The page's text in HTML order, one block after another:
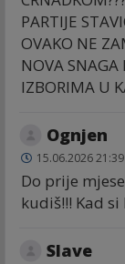
PARTIJE
OVAKO NE
NOVA SNAGA
IZBORIMA U
Ognjen
15.06.2026 21:39
Do prije
kudiš!!! Kad si
Slave